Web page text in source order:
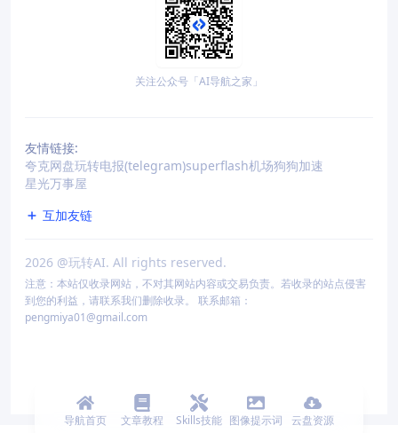
关注公众号「AI导航之家」
友情链接:
夸克网盘玩转电报(telegram)superflash机场狗狗加速
星光万事屋
互加友链
2026 @玩转AI. All rights reserved.
注意：本站仅收录网站，不对其网站内容或交易负责。若收录的站点侵害
到您的利益，请联系我们删除收录。 联系邮箱：
pengmiya01@gmail.com
导航首页 文章教程 Skills技能 图像提示词 云盘资源